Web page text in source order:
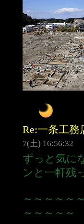
Re:一条工
7(土) 16:56:32
ずっと気に
ンと一軒残
～～～～～
～～～～～